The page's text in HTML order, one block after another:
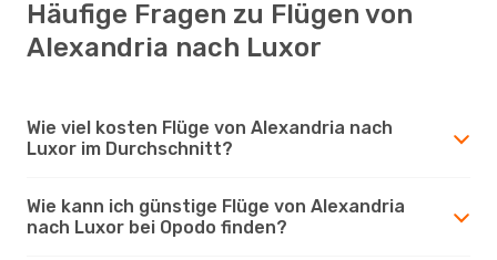
Häufige Fragen zu Flügen von
Alexandria nach Luxor
Wie viel kosten Flüge von Alexandria nach
Luxor im Durchschnitt?
Wie kann ich günstige Flüge von Alexandria
nach Luxor bei Opodo finden?